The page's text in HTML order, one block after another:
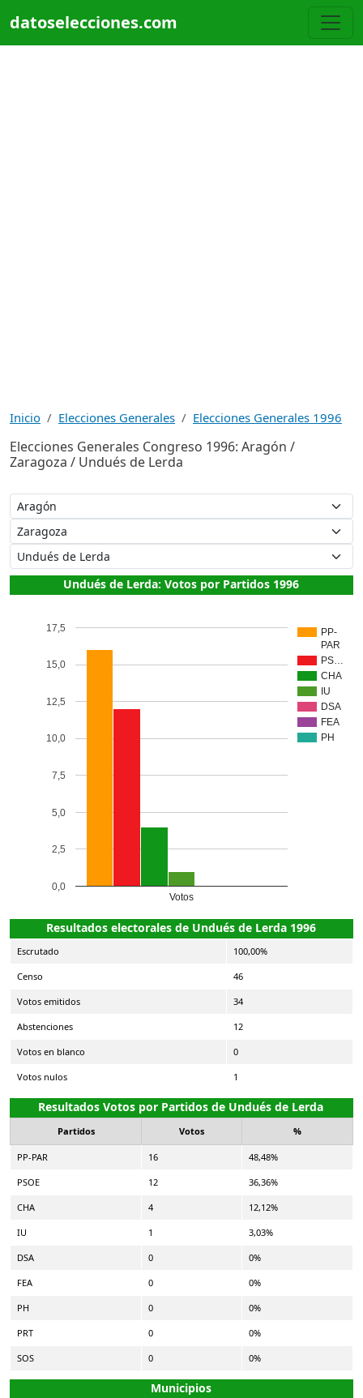
datoselecciones.com
Inicio Elecciones Generales Elecciones Generales 1996
Elecciones Generales Congreso 1996: Aragón /
Zaragoza / Undués de Lerda
Undués de Lerda: Votos por Partidos 1996
PP-
PAR
PS…
CHA
IU
DSA
FEA
PH
Votos
0,0
2,5
5,0
7,5
10,0
12,5
15,0
17,5
Resultados electorales de Undués de Lerda 1996
Escrutado 100,00%
Censo 46
Votos emitidos 34
Abstenciones 12
Votos en blanco 0
Votos nulos 1
Resultados Votos por Partidos de Undués de Lerda
Partidos Votos %
PP-PAR 16 48,48%
PSOE 12 36,36%
CHA 4 12,12%
IU 1 3,03%
DSA 0 0%
FEA 0 0%
PH 0 0%
PRT 0 0%
SOS 0 0%
Municipios